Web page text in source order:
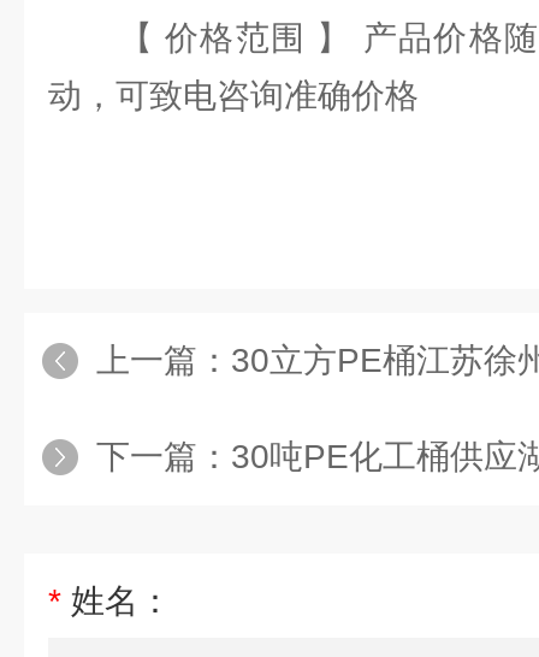
【 价格范围 】 产品价格随
动，可致电咨询准确价格
上一篇： 30立方PE桶江苏徐州30吨工业
下一篇： 30吨PE化工桶供应湖南30立方
* 姓名：